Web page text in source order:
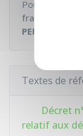
Pour faire
française
Textes de
Décret
relatif aux